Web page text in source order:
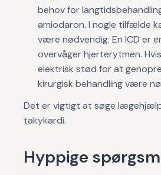
behov for
amiodaron. I nogle tilfælde
være nødvendig. En ICD er
overvåger hjerterytmen.
elektrisk stød for at
kirurgisk behandling være
Det er vigtigt at søge
takykardi.
Hyppige